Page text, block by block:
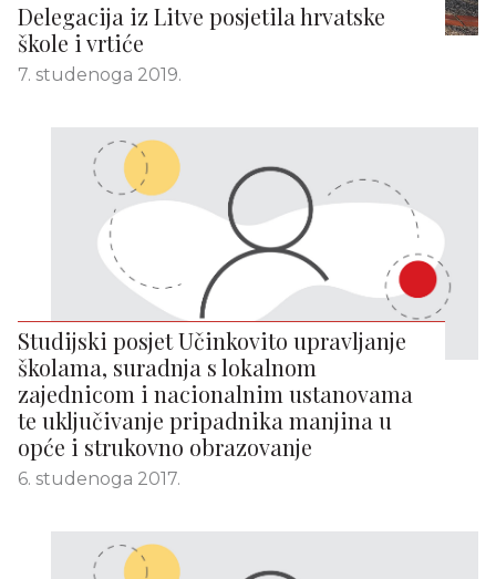
Delegacija iz Litve posjetila hrvatske
škole i vrtiće
7. studenoga 2019.
Studijski posjet Učinkovito upravljanje
školama, suradnja s lokalnom
zajednicom i nacionalnim ustanovama
te uključivanje pripadnika manjina u
opće i strukovno obrazovanje
6. studenoga 2017.